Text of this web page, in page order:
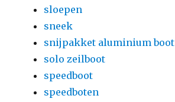
sloepen
sneek
snijpakket aluminium boot
solo zeilboot
speedboot
speedboten